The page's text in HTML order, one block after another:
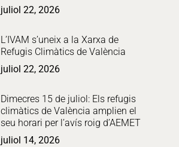
juliol 22, 2026
L’IVAM s’uneix a la Xarxa de
Refugis Climàtics de València
juliol 22, 2026
Dimecres 15 de juliol: Els refugis
climàtics de València amplien el
seu horari per l’avís roig d’AEMET
juliol 14, 2026